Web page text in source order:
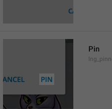
Pin